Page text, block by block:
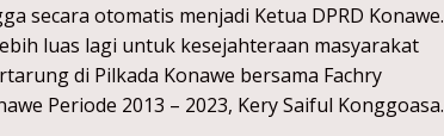
secara otomatis menjadi Ketua DPRD Konawe.
luas lagi untuk kesejahteraan masyarakat
di Pilkada Konawe bersama Fachry
Periode 2013 – 2023, Kery Saiful Konggoasa.